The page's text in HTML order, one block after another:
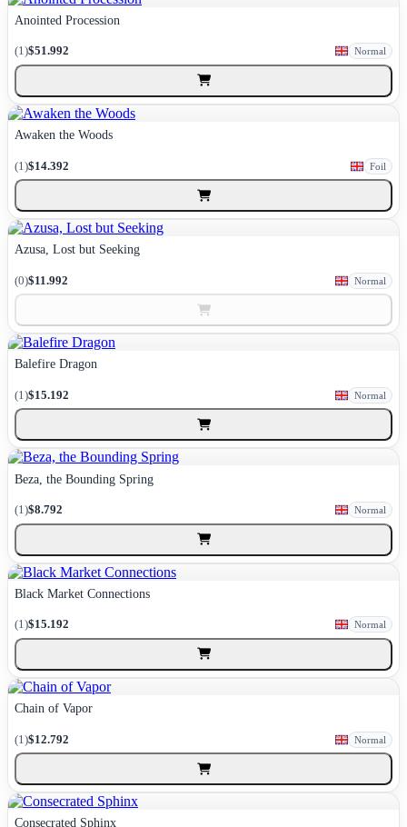
Anointed Procession
(1)$51.992 Normal
Awaken the Woods
(1)$14.392 Foil
Azusa, Lost but Seeking
(0)$11.992 Normal
Balefire Dragon
(1)$15.192 Normal
Beza, the Bounding Spring
(1)$8.792 Normal
Black Market Connections
(1)$15.192 Normal
Chain of Vapor
(1)$12.792 Normal
Consecrated Sphinx